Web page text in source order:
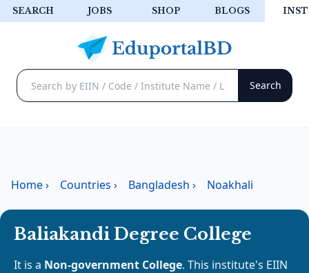
SEARCH JOBS SHOP BLOGS
Home› Countries › Bangladesh › Noakhali
Baliakandi Degree College
It is a Non-government College. This institute's EIIN